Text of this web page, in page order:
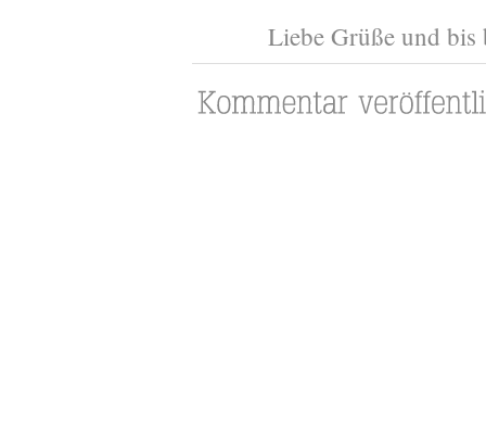
Liebe Grüße und bis